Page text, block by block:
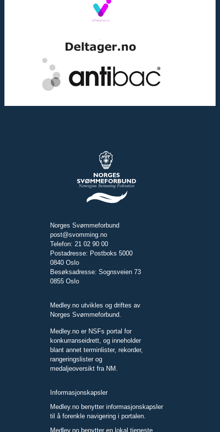
Norges Svømmeforbund
post@svomming.no
Telefon: 21 02 90 00
Postadresse: Postboks 5000
0840 Oslo
Besøksadresse: Sognsveien 73
0855 Oslo
Medley.no utvikles og driftes av
Norges Svømmeforbund.
Medley.no er NSFs portal for
konkurranseidrett, og inneholder
blant annet terminlister, rekorder,
rangeringslister og
medaljeoversikt fra NM.
Informasjonskapsler
Medley.no benytter informasjonskapsler
til å forenkle navigering i portalen.
Medley.no benytter en lokal tjeneste